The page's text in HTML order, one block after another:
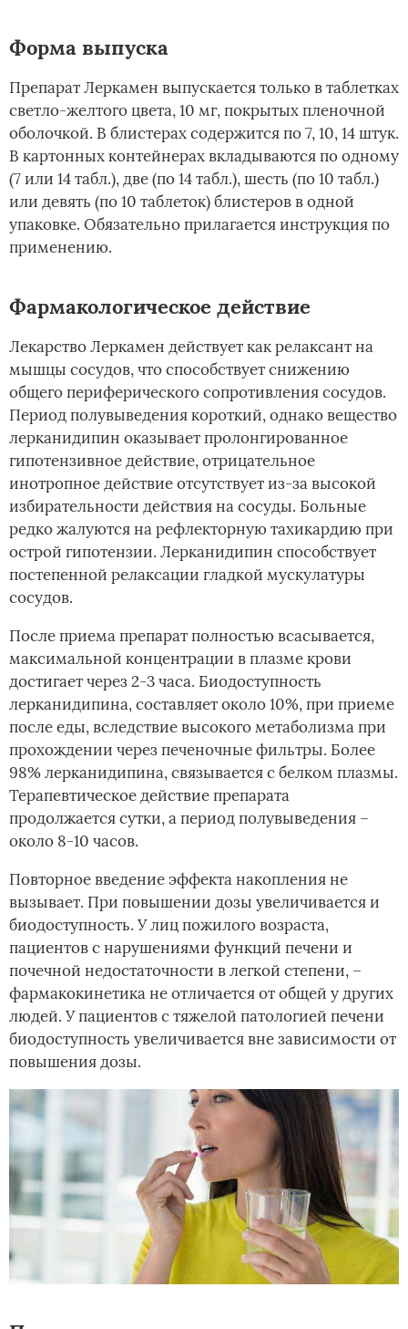
Форма выпуска
Препарат Леркамен выпускается только в таблетках
светло-желтого цвета, 10 мг, покрытых пленочной
оболочкой. В блистерах содержится по 7, 10, 14 штук.
В картонных контейнерах вкладываются по одному
(7 или 14 табл.), две (по 14 табл.), шесть (по 10 табл.)
или девять (по 10 таблеток) блистеров в одной
упаковке. Обязательно прилагается инструкция по
применению.
Фармакологическое действие
Лекарство Леркамен действует как релаксант на
мышцы сосудов, что способствует снижению
общего периферического сопротивления сосудов.
Период полувыведения короткий, однако вещество
лерканидипин оказывает пролонгированное
гипотензивное действие, отрицательное
инотропное действие отсутствует из-за высокой
избирательности действия на сосуды. Больные
редко жалуются на рефлекторную тахикардию при
острой гипотензии. Лерканидипин способствует
постепенной релаксации гладкой мускулатуры
сосудов.
После приема препарат полностью всасывается,
максимальной концентрации в плазме крови
достигает через 2-3 часа. Биодоступность
лерканидипина, составляет около 10%, при приеме
после еды, вследствие высокого метаболизма при
прохождении через печеночные фильтры. Более
98% лерканидипина, связывается с белком плазмы.
Терапевтическое действие препарата
продолжается сутки, а период полувыведения –
около 8-10 часов.
Повторное введение эффекта накопления не
вызывает. При повышении дозы увеличивается и
биодоступность. У лиц пожилого возраста,
пациентов с нарушениями функций печени и
почечной недостаточности в легкой степени, –
фармакокинетика не отличается от общей у других
людей. У пациентов с тяжелой патологией печени
биодоступность увеличивается вне зависимости от
повышения дозы.